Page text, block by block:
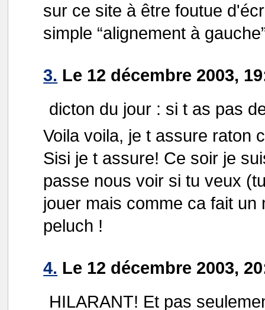
sur ce site à être foutue
simple “alignement à
3. Le 12 décembre 2003,
dicton du jour : si t as pas
Voila voila, je t assure raton
Sisi je t assure! Ce soir je
passe nous voir si tu veux
jouer mais comme ca fait
peluch !
4. Le 12 décembre 2003,
HILARANT! Et pas